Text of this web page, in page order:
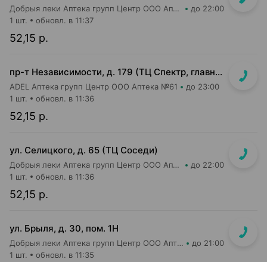
Добрыя леки Аптека групп Центр ООО Аптека №84 до 22:00
52,15 р.
1 шт. обновл. в 11:37
пр-т Независимости, д. 179 (ТЦ Спектр, главный вход, 1 этаж)
ADEL Аптека групп Центр ООО Аптека №61 до 23:00
52,15 р.
1 шт. обновл. в 11:36
ул. Селицкого, д. 65 (ТЦ Соседи)
Добрыя леки Аптека групп Центр ООО Аптека №47 до 22:00
52,15 р.
1 шт. обновл. в 11:36
ул. Брыля, д. 30, пом. 1Н
Добрыя леки Аптека групп Центр ООО Аптека №25 до 21:00
1 шт. обновл. в 11:35